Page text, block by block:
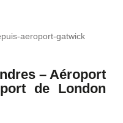
aeroport-gatwick
– Aéroport
de London